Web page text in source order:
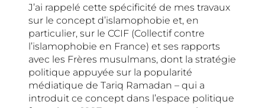
J’ai rappelé cette spécificité de mes travaux
sur le concept d’islamophobie et, en
particulier, sur le CCIF (Collectif contre
l’islamophobie en France) et ses rapports
avec les Frères musulmans, dont la stratégie
politique appuyée sur la popularité
médiatique de Tariq Ramadan – qui a
introduit ce concept dans l’espace politique